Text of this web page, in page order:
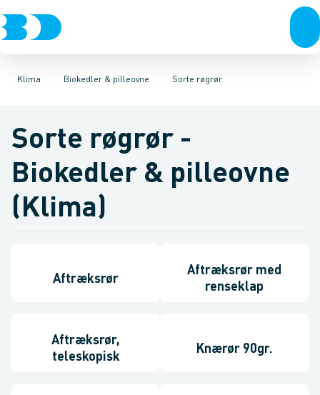
Klima
VVSEl-teknikKloakVandforsyningKlimaKøl
Biokedler & pilleovne
VentilationVarmepumperEl KlimaværktøjBiokedler &
Sorte røgrør
Biokedler & tilbehørTilbehør & reservedele
Sorte røgrør -
Biokedler & pilleovne
(Klima)
Aftræksrør
Aftræksrør med
renseklap
Aftræksrør,
teleskopisk
Knærør 90gr.